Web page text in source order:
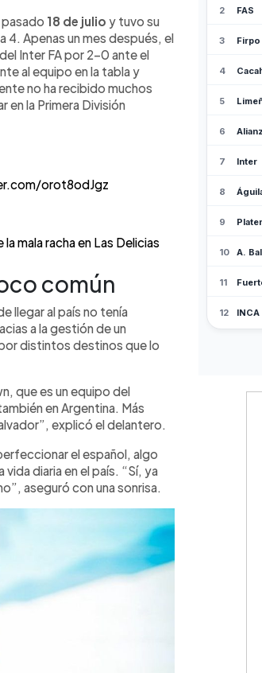
Admirador de la
promete aportar goles
18 de julio y tuvo su
4. Apenas un mes después, el
Inter FA por 2-0 ante el
al equipo en la tabla y
no ha recibido muchos
en la Primera División
orot8odJgz
mala racha en Las Delicias
común
llegar al país no tenía
a la gestión de un
distintos destinos que lo
que es un equipo del
en Argentina. Más
explicó el delantero.
el español, algo
diaria en el país. “Sí, ya
aseguró con una sonrisa.